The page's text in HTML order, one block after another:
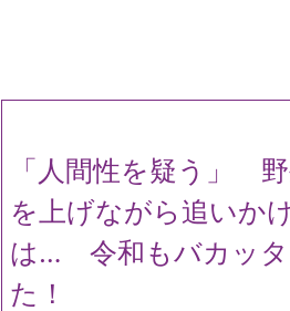
「人間性を疑う」
を上げながら追いか
は… 令和もバカッタ
た！